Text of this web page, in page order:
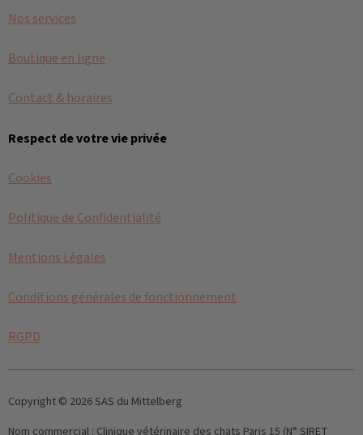
Nos services
Boutique en ligne
Contact & horaires
Respect de votre vie privée
Cookies
Politique de Confidentialité
Mentions Légales
Conditions générales de fonctionnement
RGPD
Copyright © 2026 SAS du Mittelberg
Nom commercial : Clinique vétérinaire des chats Paris 15 (N° SIRET